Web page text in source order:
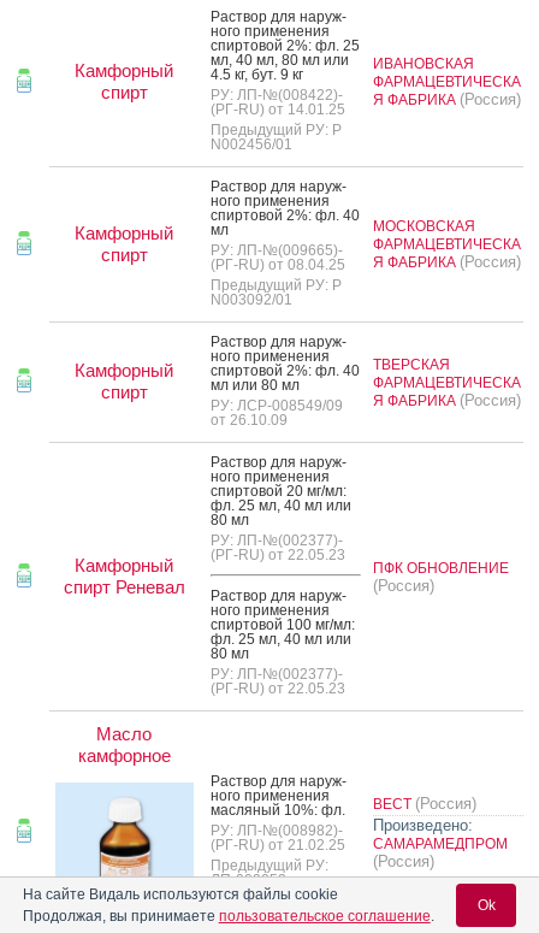
Камфорный
спирт
Рас­твор для на­руж­
но­го при­мене­ния
спир­то­вой 2%: фл. 25
мл, 40 мл, 80 мл или
4.5 кг, бут. 9 кг
РУ: ЛП-№(008422)-
(РГ-RU) от 14.01.25
Предыдущий РУ: Р
N002456/01
ИВАНОВСКАЯ
ФАРМАЦЕВТИЧЕСКА
Я ФАБРИКА (Россия)
Камфорный
спирт
Рас­твор для на­руж­
но­го при­мене­ния
спир­то­вой 2%: фл. 40
мл
РУ: ЛП-№(009665)-
(РГ-RU) от 08.04.25
Предыдущий РУ: Р
N003092/01
МОСКОВСКАЯ
ФАРМАЦЕВТИЧЕСКА
Я ФАБРИКА (Россия)
Камфорный
спирт
Рас­твор для на­руж­
но­го при­мене­ния
спир­то­вой 2%: фл. 40
мл или 80 мл
РУ: ЛСР-008549/09
от 26.10.09
ТВЕРСКАЯ
ФАРМАЦЕВТИЧЕСКА
Я ФАБРИКА (Россия)
Камфорный
спирт Реневал
Рас­твор для на­руж­
но­го при­мене­ния
спир­то­вой 20 мг/мл:
фл. 25 мл, 40 мл или
80 мл
РУ: ЛП-№(002377)-
(РГ-RU) от 22.05.23
Рас­твор для на­руж­
но­го при­мене­ния
спир­то­вой 100 мг/мл:
фл. 25 мл, 40 мл или
80 мл
РУ: ЛП-№(002377)-
(РГ-RU) от 22.05.23
ПФК ОБНОВЛЕНИЕ
(Россия)
Масло
камфорное
Рас­твор для на­руж­
но­го при­мене­ния
мас­ля­ный 10%: фл.
РУ: ЛП-№(008982)-
(РГ-RU) от 21.02.25
Предыдущий РУ:
ЛП-002052
ВЕСТ (Россия)
Произведено:
САМАРАМЕДПРОМ
(Россия)
На сайте Видаль используются файлы cookie
Продолжая, вы принимаете пользовательское соглашение.
Ok